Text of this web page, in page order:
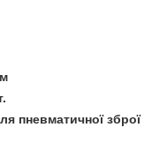
пневматичної зброї